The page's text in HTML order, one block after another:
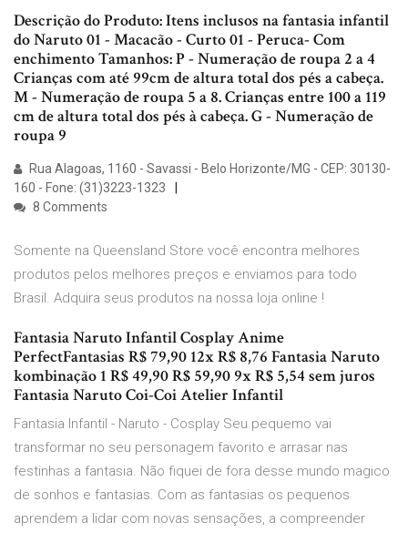
Descrição do Produto: Itens inclusos na fantasia infantil
do Naruto 01 - Macacão - Curto 01 - Peruca- Com
enchimento Tamanhos: P - Numeração de roupa 2 a 4
Crianças com até 99cm de altura total dos pés a cabeça.
M - Numeração de roupa 5 a 8. Crianças entre 100 a 119
cm de altura total dos pés à cabeça. G - Numeração de
roupa 9
Rua Alagoas, 1160 - Savassi - Belo Horizonte/MG - CEP: 30130-
160 - Fone: (31)3223-1323
8 Comments
Somente na Queensland Store você encontra melhores
produtos pelos melhores preços e enviamos para todo
Brasil. Adquira seus produtos na nossa loja online !
Fantasia Naruto Infantil Cosplay Anime
PerfectFantasias R$ 79,90 12x R$ 8,76 Fantasia Naruto
kombinação 1 R$ 49,90 R$ 59,90 9x R$ 5,54 sem juros
Fantasia Naruto Coi-Coi Atelier Infantil
Fantasia Infantil - Naruto - Cosplay Seu pequemo vai
transformar no seu personagem favorito e arrasar nas
festinhas a fantasia. Não fiquei de fora desse mundo magico
de sonhos e fantasias. Com as fantasias os pequenos
aprendem a lidar com novas sensações, a compreender